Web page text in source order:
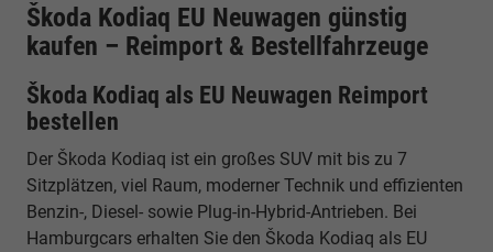
Škoda Kodiaq EU Neuwagen günstig
kaufen – Reimport & Bestellfahrzeuge
Škoda Kodiaq als EU Neuwagen Reimport
bestellen
Der Škoda Kodiaq ist ein großes SUV mit bis zu 7
Sitzplätzen, viel Raum, moderner Technik und effizienten
Benzin-, Diesel- sowie Plug-in-Hybrid-Antrieben. Bei
Hamburgcars erhalten Sie den Škoda Kodiaq als EU